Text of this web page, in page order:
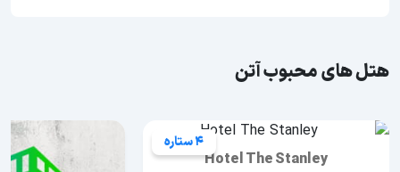
هتل های محبوب آتن
4 ستاره
Hotel The Stanley